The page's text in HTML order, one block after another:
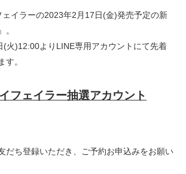
イラーの2023年2月17日(金)発売予定の新
。
(火)12:00よりLINE専用アカウントにて先着
す。
フェイラー抽選アカウント
だち登録いただき、ご予約お申込みをお願い